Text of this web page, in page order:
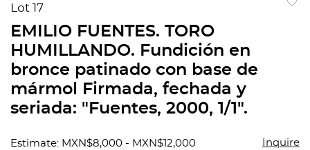
Lot 17
EMILIO FUENTES. TORO
HUMILLANDO. Fundición en
bronce patinado con base de
mármol Firmada, fechada y
seriada: "Fuentes, 2000, 1/1".
Estimate: MXN$8,000 - MXN$12,000 Inquire